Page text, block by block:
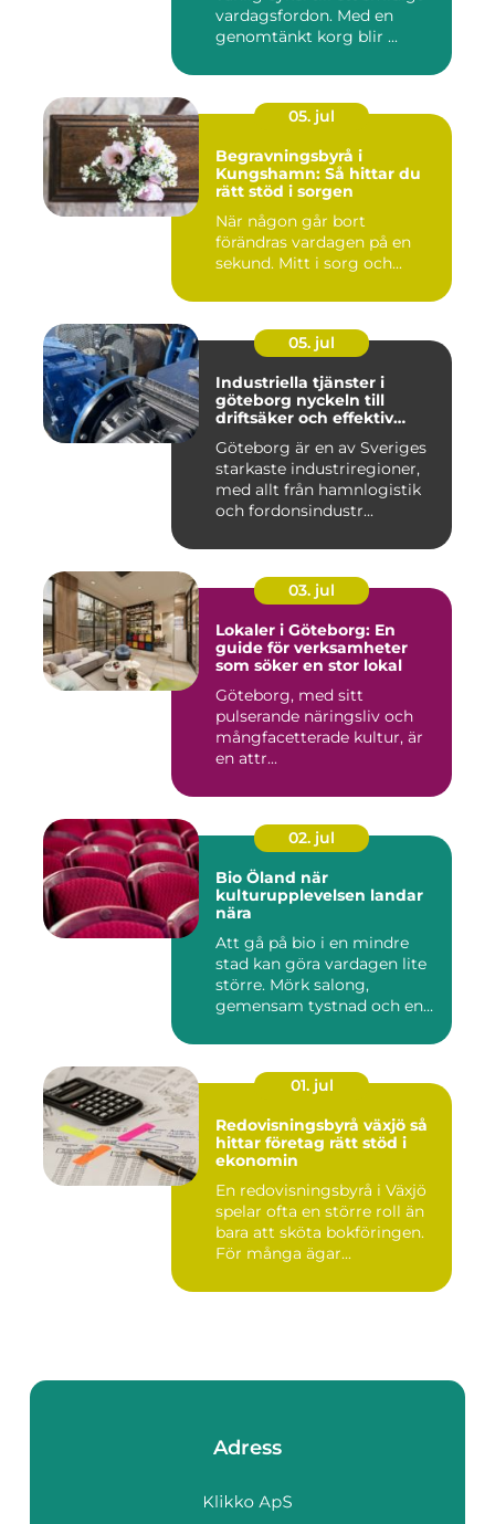
vardagsfordon. Med en
genomtänkt korg blir ...
05. jul
Begravningsbyrå i
Kungshamn: Så hittar du
rätt stöd i sorgen
När någon går bort
förändras vardagen på en
sekund. Mitt i sorg och...
05. jul
Industriella tjänster i
göteborg nyckeln till
driftsäker och effektiv
Göteborg är en av Sveriges
starkaste industriregioner,
med allt från hamnlogistik
och fordonsindustr...
03. jul
Lokaler i Göteborg: En
guide för verksamheter
som söker en stor lokal
Göteborg, med sitt
pulserande näringsliv och
mångfacetterade kultur, är
en attr...
02. jul
Bio Öland när
kulturupplevelsen landar
nära
Att gå på bio i en mindre
stad kan göra vardagen lite
större. Mörk salong,
gemensam tystnad och en
01. jul
Redovisningsbyrå växjö så
hittar företag rätt stöd i
ekonomin
En redovisningsbyrå i Växjö
spelar ofta en större roll än
bara att sköta bokföringen.
För många ägar...
Adress